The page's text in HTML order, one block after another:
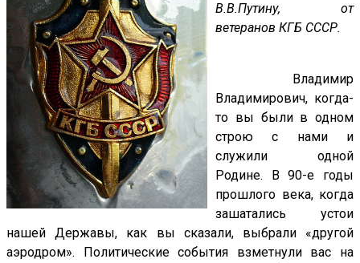
В.В.Путину, от
ветеранов КГБ СССР.
Владимир
Владимирович, когда-
то вы были в одном
строю с нами и
служили одной
Родине. В 90-е годы
прошлого века, когда
зашатались устои
нашей Державы, как вы сказали, выбрали «другой
аэродром». Политические события взметнули вас на